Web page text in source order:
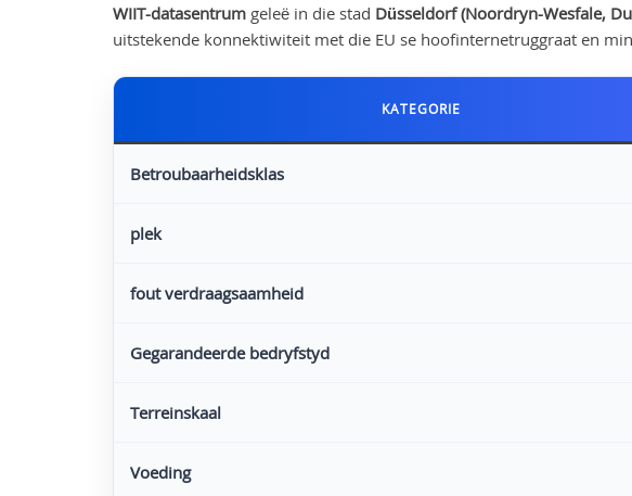
WIIT-datasentrum geleë in die stad Düsseldorf (Noordryn-Wesfale,
uitstekende konnektiwiteit met die EU se hoofinternetruggraat en
KATEGORIE
Betroubaarheidsklas
plek
fout verdraagsaamheid
Gegarandeerde bedryfstyd
Terreinskaal
Voeding